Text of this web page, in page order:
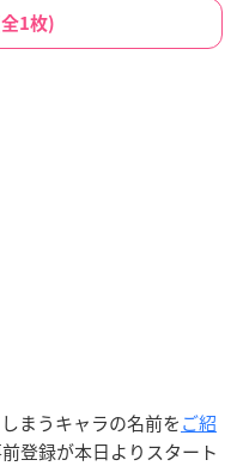
1枚)
まうキャラの名前をご紹
登録が本日よりスタート